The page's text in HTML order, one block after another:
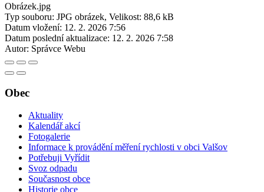
Obrázek.jpg
Typ souboru: JPG obrázek, Velikost: 88,6 kB
Datum vložení: 12. 2. 2026 7:56
Datum poslední aktualizace: 12. 2. 2026 7:58
Autor: Správce Webu
Obec
Aktuality
Kalendář akcí
Fotogalerie
Informace k provádění měření rychlosti v obci Valšov
Potřebuji Vyřídit
Svoz odpadu
Současnost obce
Historie obce